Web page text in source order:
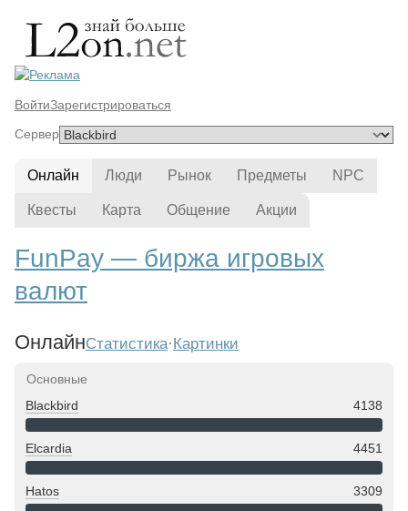
ВойтиЗарегистрироваться
Сервер
Онлайн Люди Рынок Предметы NPC
Квесты Карта Общение Акции
FunPay — биржа игровых
валют
ОнлайнСтатистика·Картинки
Сервер Состояние
Основные
Blackbird
4138
Elcardia 4451
Hatos 3309